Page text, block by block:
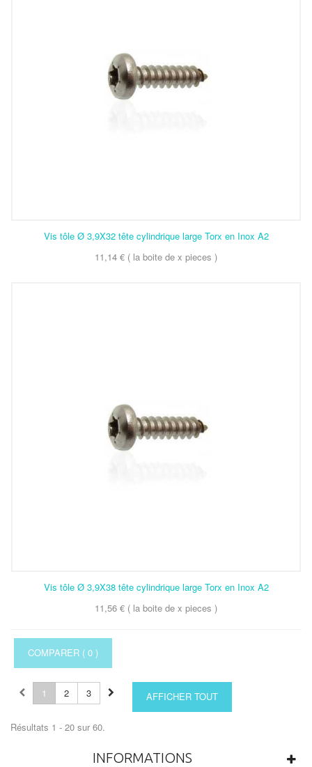
Vis tôle Ø 3,9X32 tête cylindrique large Torx en Inox A2
11,14 € ( la boite de x pieces )
Vis tôle Ø 3,9X38 tête cylindrique large Torx en Inox A2
11,56 € ( la boite de x pieces )
COMPARER ( 0 )
AFFICHER TOUT
1 2 3
Résultats 1 - 20 sur 60.
INFORMATIONS